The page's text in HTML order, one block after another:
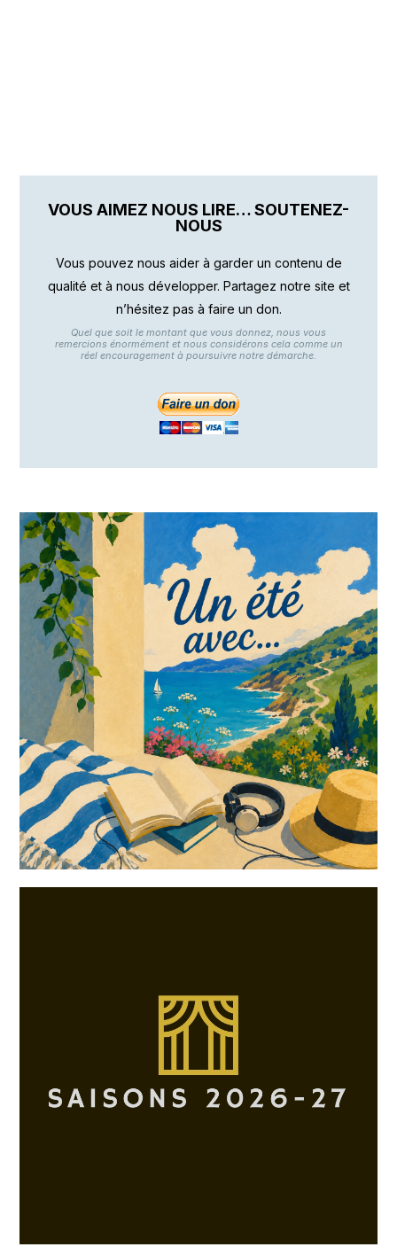
VOUS AIMEZ NOUS LIRE… SOUTENEZ-
NOUS
Vous pouvez nous aider à garder un contenu de
qualité et à nous développer. Partagez notre site et
n’hésitez pas à faire un don.
Quel que soit le montant que vous donnez, nous vous
remercions énormément et nous considérons cela comme un
réel encouragement à poursuivre notre démarche.